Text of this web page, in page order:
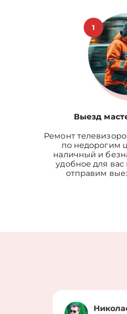
1
Выезд
Ремонт
по недорогим
наличный и
удобное для
отправим